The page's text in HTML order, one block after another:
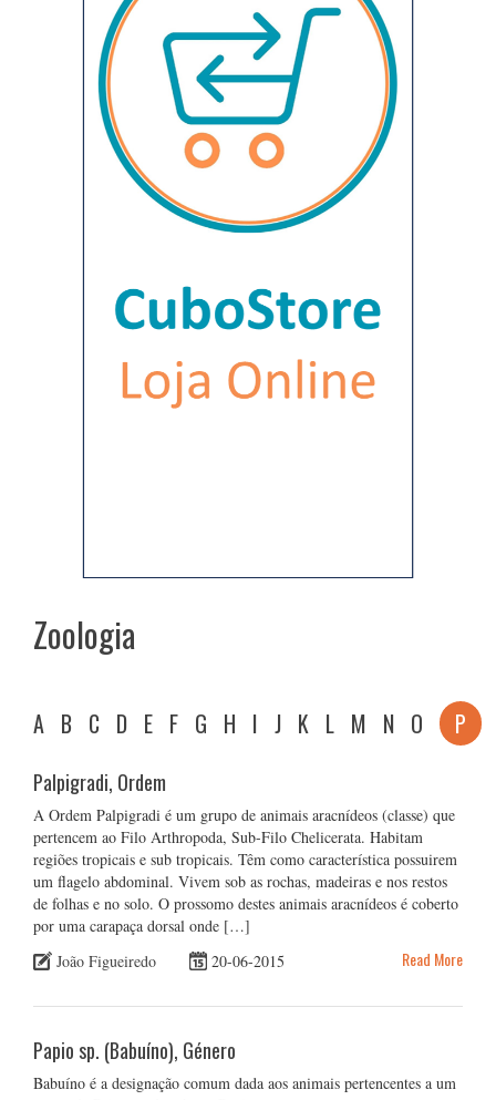
Zoologia
A B C D E F G H I J K L M N O P
Palpigradi, Ordem
A Ordem Palpigradi é um grupo de animais aracnídeos (classe) que
pertencem ao Filo Arthropoda, Sub-Filo Chelicerata. Habitam
regiões tropicais e sub tropicais. Têm como característica possuirem
um flagelo abdominal. Vivem sob as rochas, madeiras e nos restos
de folhas e no solo. O prossomo destes animais aracnídeos é coberto
por uma carapaça dorsal onde […]
João Figueiredo
20-06-2015 Read More
Papio sp. (Babuíno), Género
Babuíno é a designação comum dada aos animais pertencentes a um